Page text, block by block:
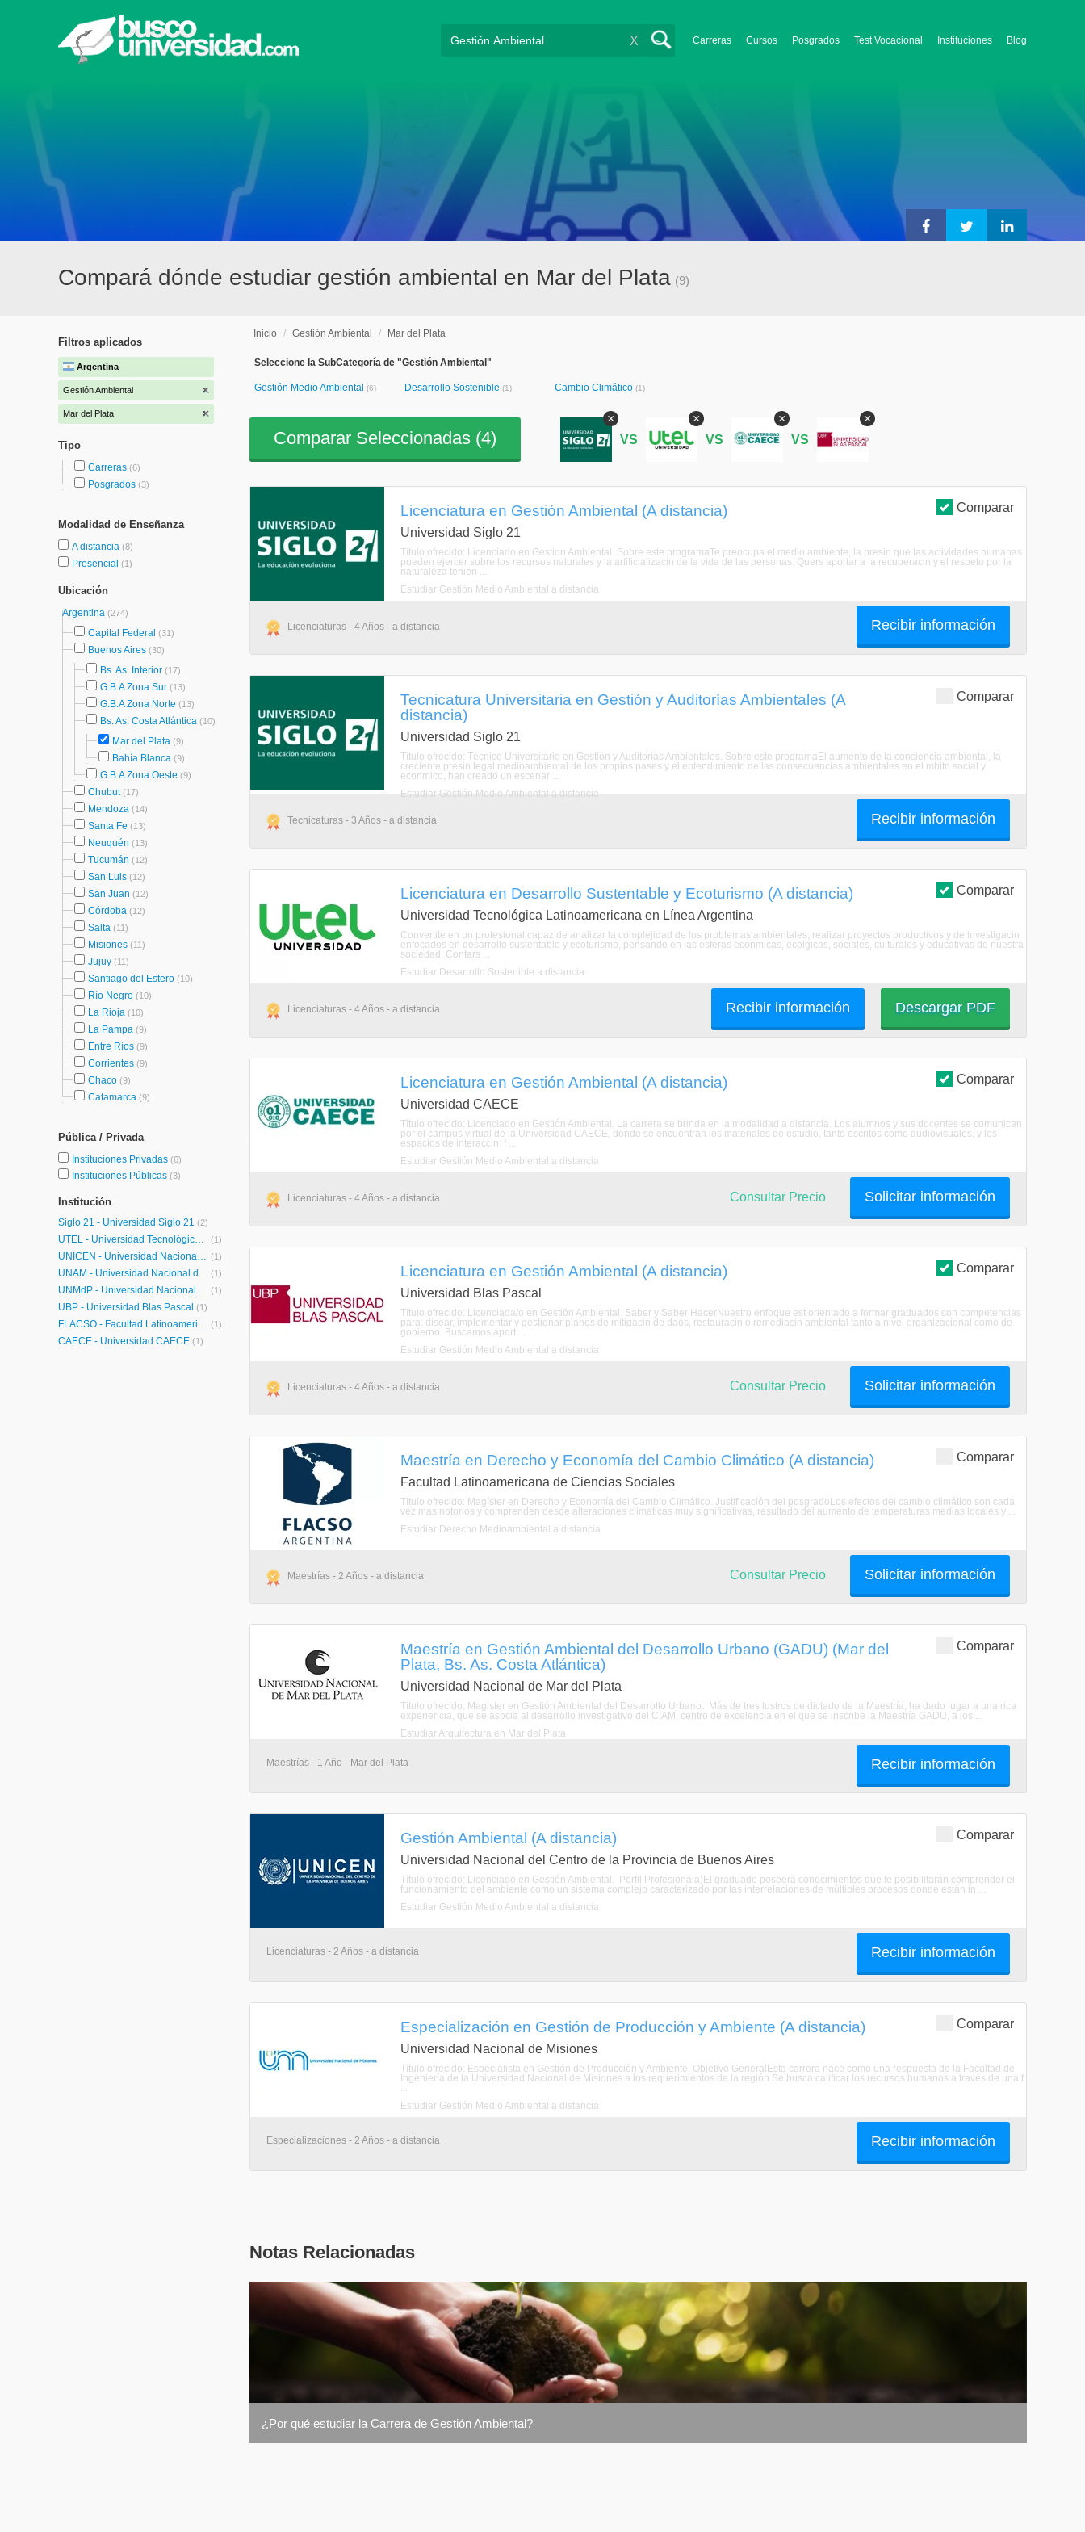
Carreras Cursos Posgrados Test Vocacional Instituciones Blog
X
Compará dónde estudiar gestión ambiental en Mar del Plata (9)
Filtros aplicados
Argentina
Gestión Ambiental
Mar del Plata
Tipo
Carreras (6)
Posgrados (3)
Modalidad de Enseñanza
A distancia (8)
Presencial (1)
Ubicación
Argentina (274)
Capital Federal (31)
Buenos Aires (30)
Bs. As. Interior (17)
G.B.A Zona Sur (13)
G.B.A Zona Norte (13)
Bs. As. Costa Atlántica (10)
Mar del Plata (9)
Bahía Blanca (9)
G.B.A Zona Oeste (9)
Chubut(17)
Mendoza (14)
Santa Fe (13)
Neuquén (13)
Tucumán (12)
San Luis (12)
San Juan (12)
Córdoba (12)
Salta (11)
Misiones (11)
Jujuy (11)
Santiago del Estero (10)
Río Negro (10)
La Rioja (10)
La Pampa (9)
Entre Ríos (9)
Corrientes (9)
Chaco (9)
Catamarca (9)
Pública / Privada
Instituciones Privadas (6)
Instituciones Públicas (3)
Institución
Siglo 21 - Universidad Siglo 21 (2)
UTEL - Universidad Tecnológica Latinoamericana en Línea Argentina (1)
UNICEN - Universidad Nacional del Centro de la Provincia de Buenos Aires (1)
UNAM - Universidad Nacional de Misiones (1)
UNMdP - Universidad Nacional de Mar del Plata (1)
UBP - Universidad Blas Pascal (1)
FLACSO - Facultad Latinoamericana de Ciencias Sociales (1)
CAECE - Universidad CAECE (1)
Inicio / Gestión Ambiental / Mar del Plata
Seleccione la SubCategoría de "Gestión Ambiental"
Gestión Medio Ambiental (6) Desarrollo Sostenible (1) Cambio Climático (1)
Comparar Seleccionadas (4)
×
VS
×
VS
×
VS
×
Comparar
Licenciatura en Gestión Ambiental (A distancia)
Universidad Siglo 21
Título ofrecido: Licenciado en Gestion Ambiental. Sobre este programaTe preocupa el medio ambiente, la presin que las actividades humanas
pueden ejercer sobre los recursos naturales y la artificializacin de la vida de las personas. Quers aportar a la recuperacin y el respeto por la
naturaleza tenien ...
Estudiar Gestión Medio Ambiental a distancia
Licenciaturas - 4 Años - a distancia Recibir información
Comparar
Tecnicatura Universitaria en Gestión y Auditorías Ambientales (A
distancia)
Universidad Siglo 21
Título ofrecido: Técnico Universitario en Gestión y Auditorías Ambientales. Sobre este programaEl aumento de la conciencia ambiental, la
creciente presin legal medioambiental de los propios pases y el entendimiento de las consecuencias ambientales en el mbito social y
econmico, han creado un escenar ...
Estudiar Gestión Medio Ambiental a distancia
Tecnicaturas - 3 Años - a distancia Recibir información
Comparar
Licenciatura en Desarrollo Sustentable y Ecoturismo (A distancia)
Universidad Tecnológica Latinoamericana en Línea Argentina
Convertite en un profesional capaz de analizar la complejidad de los problemas ambientales, realizar proyectos productivos y de investigacin
enfocados en desarrollo sustentable y ecoturismo, pensando en las esferas econmicas, ecolgicas, sociales, culturales y educativas de nuestra
sociedad. Contars ...
Estudiar Desarrollo Sostenible a distancia
Licenciaturas - 4 Años - a distancia Descargar PDF
Recibir información
Comparar
Licenciatura en Gestión Ambiental (A distancia)
Universidad CAECE
Título ofrecido: Licenciado en Gestión Ambiental. La carrera se brinda en la modalidad a distancia. Los alumnos y sus docentes se comunican
por el campus virtual de la Universidad CAECE, donde se encuentran los materiales de estudio, tanto escritos como audiovisuales, y los
espacios de interaccin: f ...
Estudiar Gestión Medio Ambiental a distancia
Licenciaturas - 4 Años - a distancia Solicitar información
Consultar Precio
Comparar
Licenciatura en Gestión Ambiental (A distancia)
Universidad Blas Pascal
Título ofrecido: Licenciada/o en Gestión Ambiental. Saber y Saber HacerNuestro enfoque est orientado a formar graduados con competencias
para: disear, implementar y gestionar planes de mitigacin de daos, restauracin o remediacin ambiental tanto a nivel organizacional como de
gobierno. Buscamos aport ...
Estudiar Gestión Medio Ambiental a distancia
Licenciaturas - 4 Años - a distancia Solicitar información
Consultar Precio
Comparar
Maestría en Derecho y Economía del Cambio Climático (A distancia)
Facultad Latinoamericana de Ciencias Sociales
Título ofrecido: Magíster en Derecho y Economía del Cambio Climático. Justificación del posgradoLos efectos del cambio climático son cada
vez más notorios y comprenden desde alteraciones climáticas muy significativas, resultado del aumento de temperaturas medias locales y ...
Estudiar Derecho Medioambiental a distancia
Maestrías - 2 Años - a distancia Solicitar información
Consultar Precio
Comparar
Maestría en Gestión Ambiental del Desarrollo Urbano (GADU) (Mar del
Plata, Bs. As. Costa Atlántica)
Universidad Nacional de Mar del Plata
Título ofrecido: Magister en Gestión Ambiental del Desarrollo Urbano. Más de tres lustros de dictado de la Maestría, ha dado lugar a una rica
experiencia, que se asocia al desarrollo investigativo del CIAM, centro de excelencia en el que se inscribe la Maestría GADU, a los ...
Estudiar Arquitectura en Mar del Plata
Maestrías - 1 Año - Mar del Plata Recibir información
Comparar
Gestión Ambiental (A distancia)
Universidad Nacional del Centro de la Provincia de Buenos Aires
Título ofrecido: Licenciado en Gestión Ambiental. Perfil Profesionala)El graduado poseerá conocimientos que le posibilitarán comprender el
funcionamiento del ambiente como un sistema complejo caracterizado por las interrelaciones de múltiples procesos donde están in ...
Estudiar Gestión Medio Ambiental a distancia
Licenciaturas - 2 Años - a distancia Recibir información
Comparar
Especialización en Gestión de Producción y Ambiente (A distancia)
Universidad Nacional de Misiones
Título ofrecido: Especialista en Gestión de Producción y Ambiente. Objetivo GeneralEsta carrera nace como una respuesta de la Facultad de
Ingeniería de la Universidad Nacional de Misiones a los requerimientos de la región.Se busca calificar los recursos humanos a través de una f
...
Estudiar Gestión Medio Ambiental a distancia
Especializaciones - 2 Años - a distancia Recibir información
Notas Relacionadas
¿Por qué estudiar la Carrera de Gestión Ambiental?